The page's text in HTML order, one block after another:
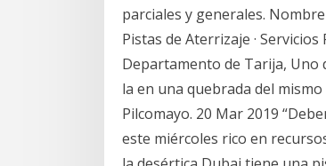
parciales y generales.
Pistas de Aterrizaje ·
Departamento de Tarija, Uno
la en una quebrada del
Pilcomayo. 20 Mar 2019
este miércoles rico en